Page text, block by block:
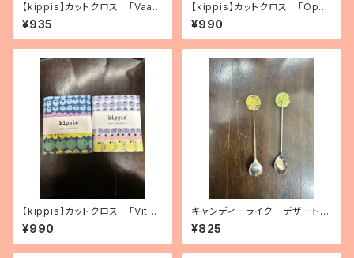
【kippis】カットクロス 「Vaap
ukka／ラズベリー」（2色）
¥935
【kippis】カットクロス 「Oppi
／教育」（2色）
¥990
【kippis】カットクロス 「Vita
miini／ビタミン」（3種）
¥990
キャンディーライク デザートス
プーン（2種）
¥825